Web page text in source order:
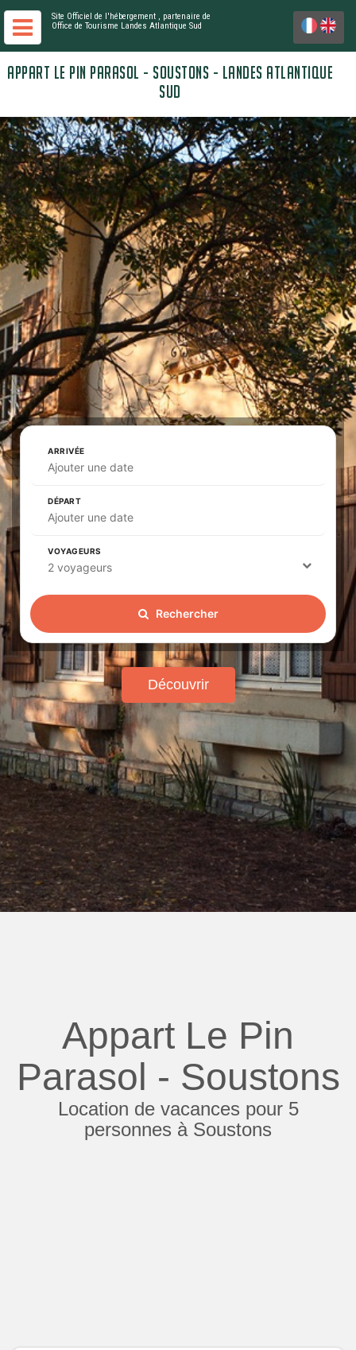
Site Officiel de l'hébergement , partenaire de
Office de Tourisme Landes Atlantique Sud
APPART LE PIN PARASOL - SOUSTONS - LANDES ATLANTIQUE
SUD
ARRIVÉE
Ajouter une date
DÉPART
Ajouter une date
VOYAGEURS
2 voyageurs
Rechercher
Découvrir
Appart Le Pin
Parasol - Soustons
Location de vacances pour 5
personnes à Soustons